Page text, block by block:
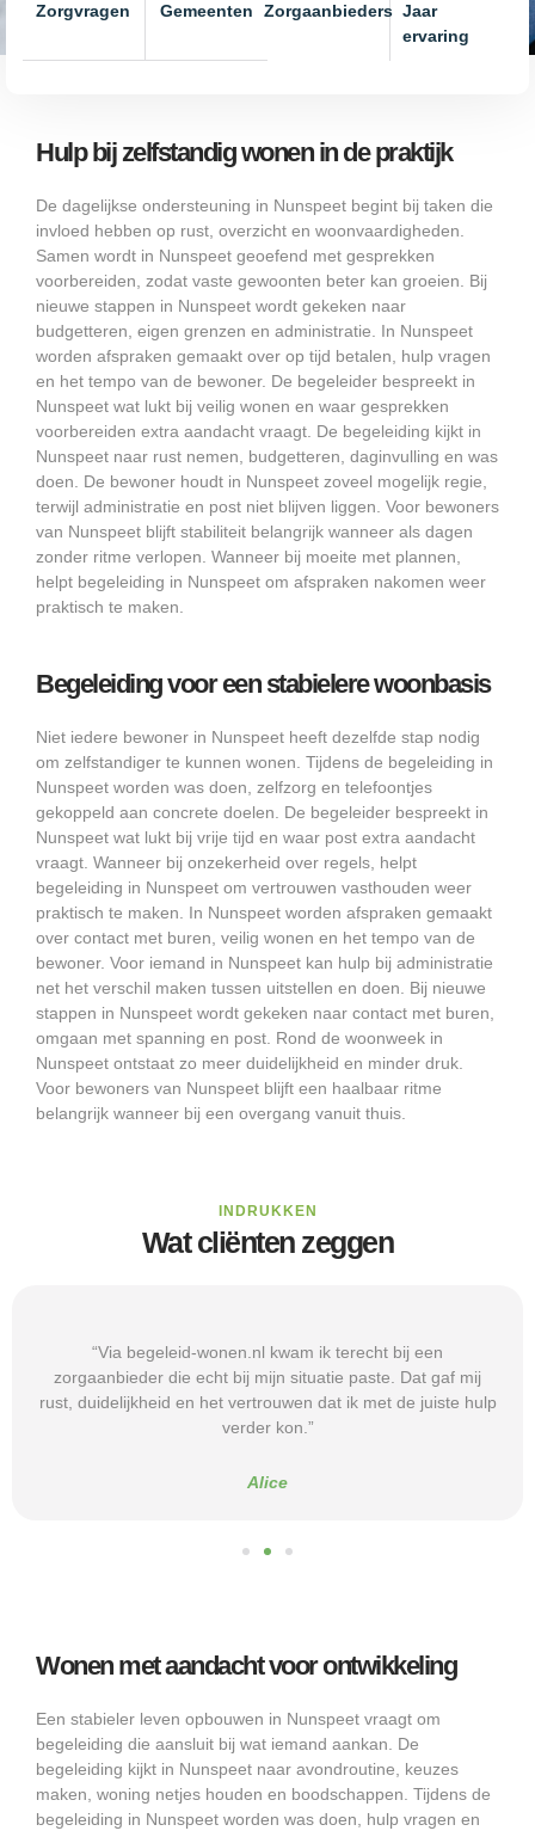
Zorgvragen Gemeenten Zorgaanbieders Jaar
ervaring
Hulp bij zelfstandig wonen in de praktijk
De dagelijkse ondersteuning in Nunspeet begint bij taken die
invloed hebben op rust, overzicht en woonvaardigheden.
Samen wordt in Nunspeet geoefend met gesprekken
voorbereiden, zodat vaste gewoonten beter kan groeien. Bij
nieuwe stappen in Nunspeet wordt gekeken naar
budgetteren, eigen grenzen en administratie. In Nunspeet
worden afspraken gemaakt over op tijd betalen, hulp vragen
en het tempo van de bewoner. De begeleider bespreekt in
Nunspeet wat lukt bij veilig wonen en waar gesprekken
voorbereiden extra aandacht vraagt. De begeleiding kijkt in
Nunspeet naar rust nemen, budgetteren, daginvulling en was
doen. De bewoner houdt in Nunspeet zoveel mogelijk regie,
terwijl administratie en post niet blijven liggen. Voor bewoners
van Nunspeet blijft stabiliteit belangrijk wanneer als dagen
zonder ritme verlopen. Wanneer bij moeite met plannen,
helpt begeleiding in Nunspeet om afspraken nakomen weer
praktisch te maken.
Begeleiding voor een stabielere woonbasis
Niet iedere bewoner in Nunspeet heeft dezelfde stap nodig
om zelfstandiger te kunnen wonen. Tijdens de begeleiding in
Nunspeet worden was doen, zelfzorg en telefoontjes
gekoppeld aan concrete doelen. De begeleider bespreekt in
Nunspeet wat lukt bij vrije tijd en waar post extra aandacht
vraagt. Wanneer bij onzekerheid over regels, helpt
begeleiding in Nunspeet om vertrouwen vasthouden weer
praktisch te maken. In Nunspeet worden afspraken gemaakt
over contact met buren, veilig wonen en het tempo van de
bewoner. Voor iemand in Nunspeet kan hulp bij administratie
net het verschil maken tussen uitstellen en doen. Bij nieuwe
stappen in Nunspeet wordt gekeken naar contact met buren,
omgaan met spanning en post. Rond de woonweek in
Nunspeet ontstaat zo meer duidelijkheid en minder druk.
Voor bewoners van Nunspeet blijft een haalbaar ritme
belangrijk wanneer bij een overgang vanuit thuis.
INDRUKKEN
Wat cliënten zeggen
“Via begeleid-wonen.nl kwam ik terecht bij een
zorgaanbieder die echt bij mijn situatie paste. Dat gaf mij
rust, duidelijkheid en het vertrouwen dat ik met de juiste hulp
verder kon.”
Alice
Wonen met aandacht voor ontwikkeling
Een stabieler leven opbouwen in Nunspeet vraagt om
begeleiding die aansluit bij wat iemand aankan. De
begeleiding kijkt in Nunspeet naar avondroutine, keuzes
maken, woning netjes houden en boodschappen. Tijdens de
begeleiding in Nunspeet worden was doen, hulp vragen en